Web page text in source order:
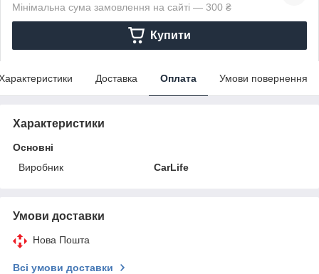
Мінімальна сума замовлення на сайті — 300 ₴
Купити
Доставка Оплата Умови повернення
Характеристики
Основні
Виробник
CarLife
Умови доставки
Нова Пошта
Всі умови доставки